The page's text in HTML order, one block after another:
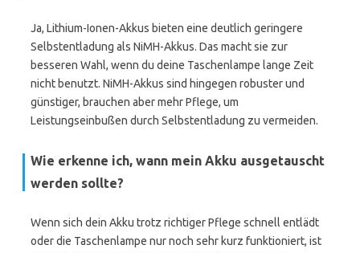
Ja, Lithium-Ionen-Akkus bieten eine deutlich geringere
Selbstentladung als NiMH-Akkus. Das macht sie zur
besseren Wahl, wenn du deine Taschenlampe lange Zeit
nicht benutzt. NiMH-Akkus sind hingegen robuster und
günstiger, brauchen aber mehr Pflege, um
Leistungseinbußen durch Selbstentladung zu vermeiden.
Wie erkenne ich, wann mein Akku ausgetauscht
werden sollte?
Wenn sich dein Akku trotz richtiger Pflege schnell entlädt
oder die Taschenlampe nur noch sehr kurz funktioniert, ist